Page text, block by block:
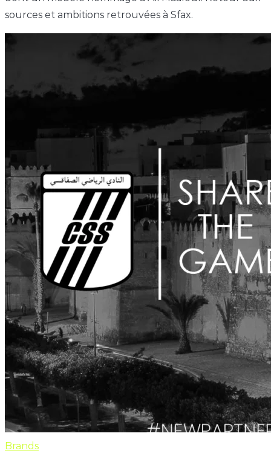
sources et ambitions retrouvées à Sfax.
Brands